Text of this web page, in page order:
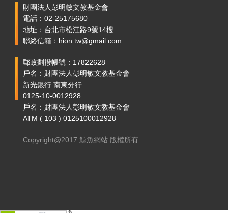
財團法人彭明敏文教基金會
電話：02-25175680
地址：台北市松江路9號14樓
聯絡信箱：hion.tw@gmail.com
郵政劃撥帳號：17822628
戶名：財團法人彭明敏文教基金會
新光銀行 南東分行
0125-10-0012928
戶名：財團法人彭明敏文教基金會
ATM ( 103 ) 0125100012928
Copyright@2017 鯨魚網站 版權所有